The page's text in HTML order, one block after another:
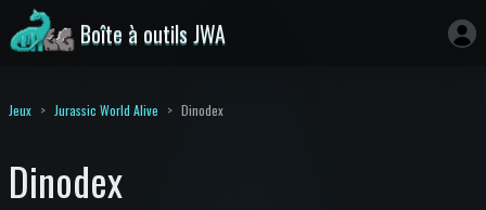
Boîte à outils JWA
Jeux Jurassic World Alive Dinodex
Dinodex